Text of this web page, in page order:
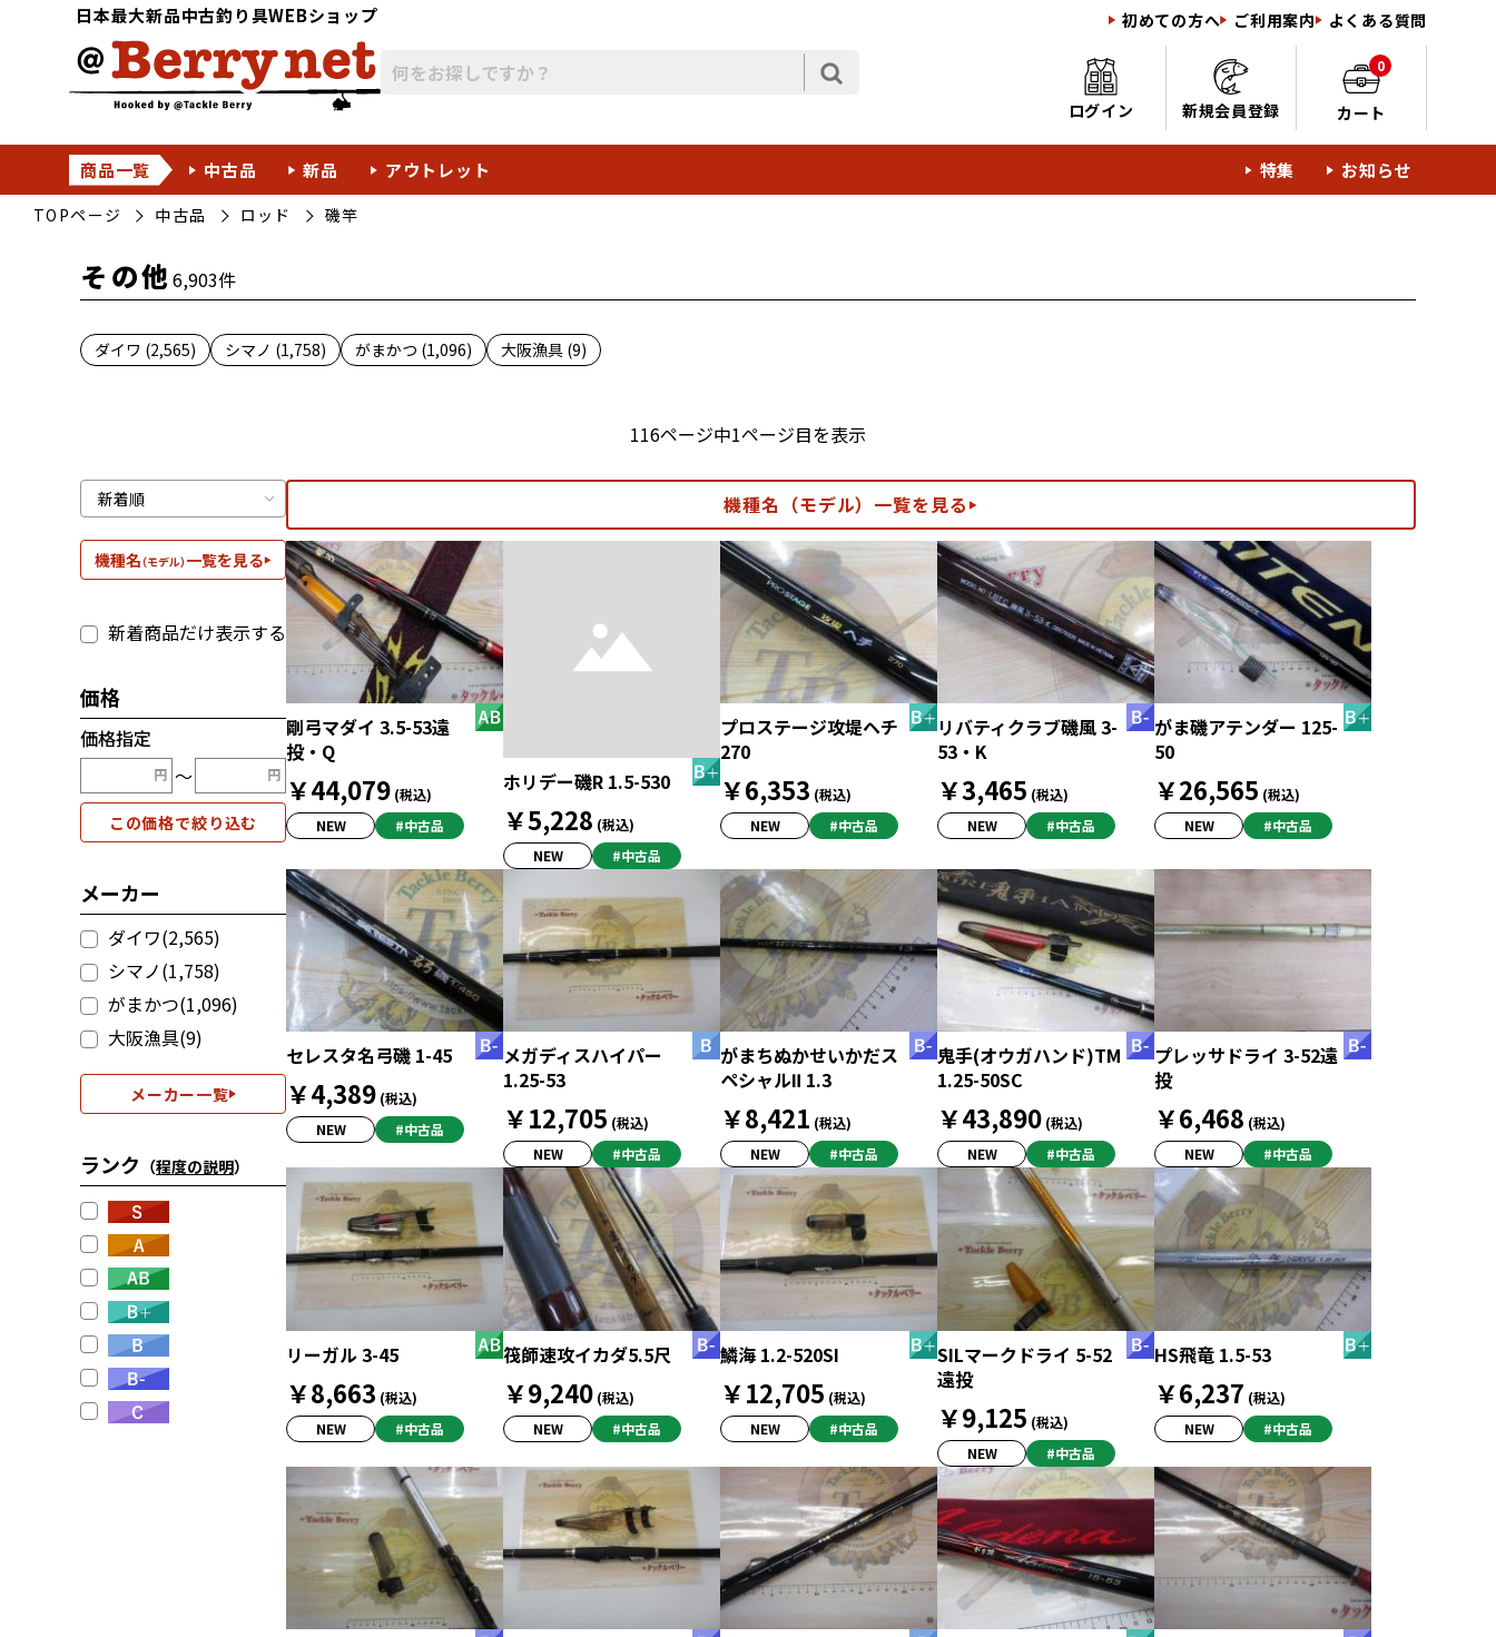
日本最大新品中古釣り具WEBショップ 初めての方へ ご利用案内 よくある質問
ログイン 新規会員登録
0
カート
商品一覧 中古品 新品 アウトレット 特集 お知らせ
TOPページ 中古品 ロッド 磯竿
その他 6,903件
ダイワ (2,565) シマノ (1,758) がまかつ (1,096) 大阪漁具 (9)
116ページ中1ページ目を表示
機種名（モデル）一覧を見る
新着商品だけ表示する
価格
価格指定
〜
この価格で絞り込む
メーカー
ダイワ(2,565)
シマノ(1,758)
がまかつ(1,096)
大阪漁具(9)
メーカー一覧
ランク （程度の説明）
機種名（モデル）一覧を見る
剛弓マダイ 3.5-53遠
投・Q
￥44,079 (税込)
NEW
#中古品
ホリデー磯R 1.5-530
￥5,228 (税込)
NEW
#中古品
プロステージ攻堤ヘチ
270
￥6,353 (税込)
NEW
#中古品
リバティクラブ磯風 3-
53・K
￥3,465 (税込)
NEW
#中古品
がま磯アテンダー 125-
50
￥26,565 (税込)
NEW
#中古品
セレスタ名弓磯 1-45
￥4,389 (税込)
NEW
#中古品
メガディスハイパー
1.25-53
￥12,705 (税込)
NEW
#中古品
がまちぬかせいかだス
ペシャルⅡ 1.3
￥8,421 (税込)
NEW
#中古品
鬼手(オウガハンド)TM
1.25-50SC
￥43,890 (税込)
NEW
#中古品
プレッサドライ 3-52遠
投
￥6,468 (税込)
NEW
#中古品
リーガル 3-45
￥8,663 (税込)
NEW
#中古品
筏師速攻イカダ5.5尺
￥9,240 (税込)
NEW
#中古品
鱗海 1.2-520SI
￥12,705 (税込)
NEW
#中古品
SILマークドライ 5-52
遠投
￥9,125 (税込)
NEW
#中古品
HS飛竜 1.5-53
￥6,237 (税込)
NEW
#中古品